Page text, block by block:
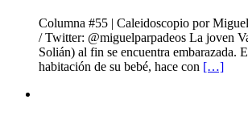
Columna #55 | Caleidoscopio por
/ Twitter: @miguelparpadeos La joven
Solián) al fin se encuentra embarazada.
habitación de su bebé, hace con […]